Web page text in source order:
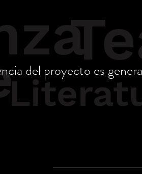
del proyecto es